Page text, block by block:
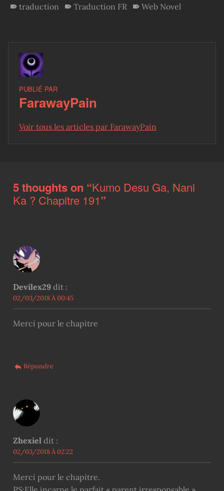
traduction
Traduction FR Web Novel
PUBLIÉ PAR
FarawayPain
Voir tous les articles par FarawayPain
5 thoughts on “Kumo Desu Ga, Nani
Ka ? Chapitre 191”
Devilex29 dit :
02/03/2018 À 00:45
Merci pour le chapitre
Répondre
Zhexiel dit :
02/03/2018 À 02:22
Merci pour le chapitre.